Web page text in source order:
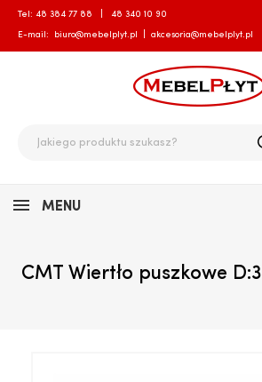
Tel: 48 384 77 88 48 340 10 90
E-mail: biuro@mebelplyt.pl akcesoria@mebelplyt.pl
MENU
CMT Wiertło puszkowe